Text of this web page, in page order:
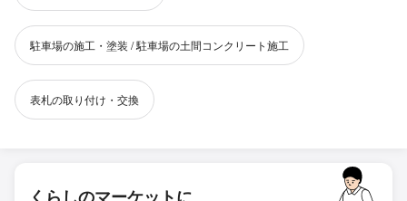
駐車場の施工・塗装 / 駐車場の土間コンクリート施工
表札の取り付け・交換